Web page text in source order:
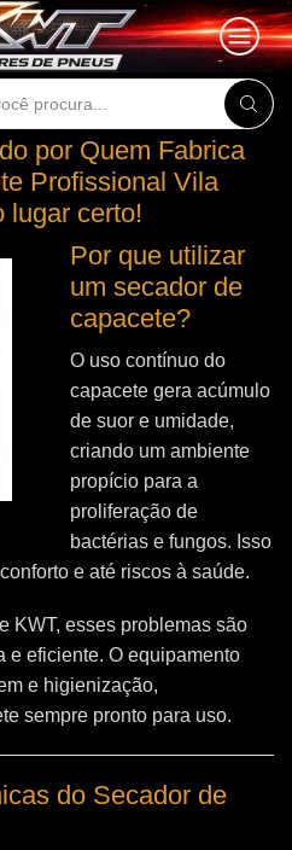
Search
por Quem Fabrica
Profissional Vila
lugar certo!
Por que utilizar
um secador de
capacete?
O uso contínuo do
capacete gera acúmulo
de suor e umidade,
criando um ambiente
propício para a
proliferação de
bactérias e fungos. Isso
e até riscos à saúde.
KWT, esses problemas são
e eficiente. O equipamento
e higienização,
sempre pronto para uso.
do Secador de